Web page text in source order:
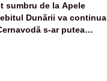
sumbru de la Apele
Dunării va continua
s-ar putea